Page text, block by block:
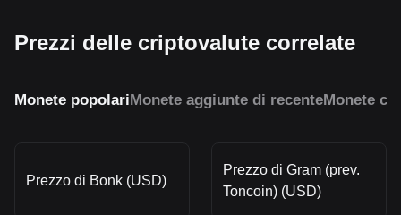
Prezzi delle criptovalute correlate
Monete popolariMonete aggiunte di recenteMonete
Prezzo di Bonk (USD)
Prezzo di Gram (prev.
Toncoin) (USD)